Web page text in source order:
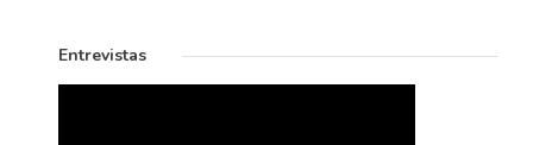
Entrevistas